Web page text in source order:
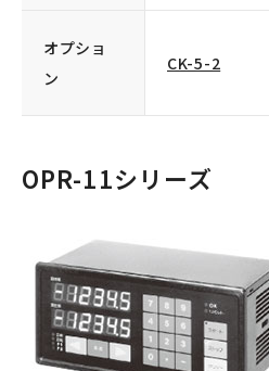
オプショ
ン
CK-5-2
OPR-11シリーズ